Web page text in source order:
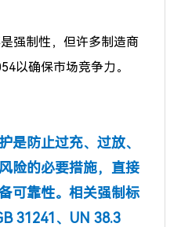
强制性，但许多制造商
以确保市场竞争力。
是防止过充、过放、
险的必要措施，直接
可靠性。相关强制标
31241、UN 38.3